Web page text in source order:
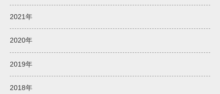
2021年
2020年
2019年
2018年